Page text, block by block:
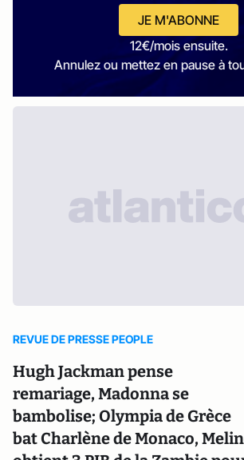
JE M'ABONNE
12€/mois ensuite.
Annulez ou mettez en pause à
REVUE DE PRESSE PEOPLE
Hugh Jackman pense
remariage, Madonna se
bambolise; Olympia de Grèce
bat Charlène de Monaco,